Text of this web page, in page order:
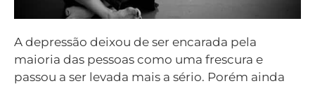
A depressão deixou de ser encarada pela
maioria das pessoas como uma frescura e
passou a ser levada mais a sério. Porém ainda